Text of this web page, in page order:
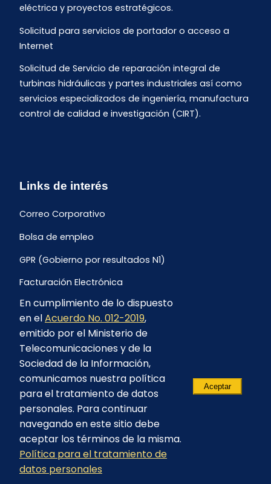
eléctrica y proyectos estratégicos.
Solicitud para servicios de portador o acceso a
Internet
Solicitud de Servicio de reparación integral de
turbinas hidráulicas y partes industriales así como
servicios especializados de ingeniería, manufactura
control de calidad e investigación (CIRT).
Links de interés
Correo Corporativo
Bolsa de empleo
GPR (Gobierno por resultados N1)
Facturación Electrónica
Archivo Histórico de Facturación
Portal Ambiental y Social
Proyecto Geotérmico Chachimbiro
Contratación consultoría mediante “Lista Corta”
Reglamento de Procesos Asociativos
© 2023 - CELEC EP - Todos los derechos
reservados
En cumplimiento de lo dispuesto
en elAcuerdo No. 012-2019,
emitido por el Ministerio de
Telecomunicaciones y de la
Sociedad de la Información,
comunicamos nuestra política
para el tratamiento de datos
personales. Para continuar
navegando en este sitio debe
aceptar los términos de la misma.
Política para el tratamiento de
datos personales
Aceptar